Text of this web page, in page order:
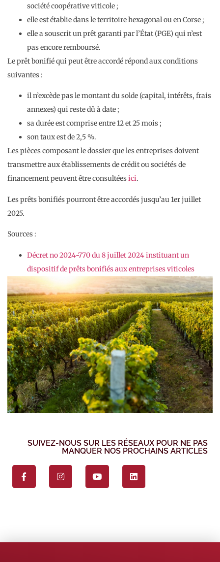
société coopérative viticole ;
elle est établie dans le territoire hexagonal ou en Corse ;
elle a souscrit un prêt garanti par l’État (PGE) qui n’est
pas encore remboursé.
Le prêt bonifié qui peut être accordé répond aux conditions
suivantes :
il n’excède pas le montant du solde (capital, intérêts, frais
annexes) qui reste dû à date ;
sa durée est comprise entre 12 et 25 mois ;
son taux est de 2,5 %.
Les pièces composant le dossier que les entreprises doivent
transmettre aux établissements de crédit ou sociétés de
financement peuvent être consultéesici.
Les prêts bonifiés pourront être accordés jusqu’au 1er juillet
2025.
Sources :
Décret no 2024-770 du 8 juillet 2024 instituant un
dispositif de prêts bonifiés aux entreprises viticoles
SUIVEZ-NOUS SUR LES RÉSEAUX POUR NE PAS
MANQUER NOS PROCHAINS ARTICLES